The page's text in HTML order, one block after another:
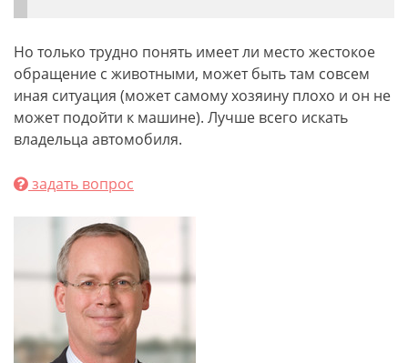
Но только трудно понять имеет ли место жестокое
обращение с животными, может быть там совсем
иная ситуация (может самому хозяину плохо и он не
может подойти к машине). Лучше всего искать
владельца автомобиля.
задать вопрос